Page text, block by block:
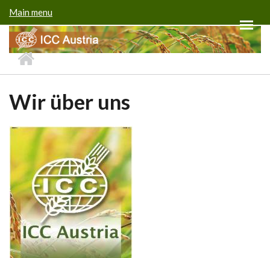
Main menu
Wir über uns